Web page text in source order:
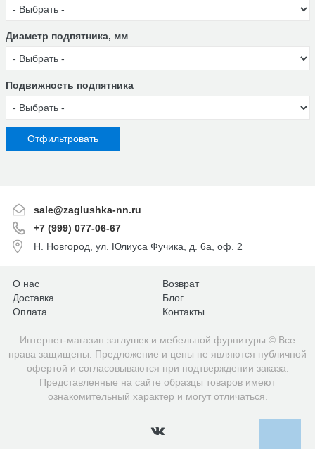
Диаметр подпятника, мм
Подвижность подпятника
sale@zaglushka-nn.ru
+7 (999) 077-06-67
Н. Новгород, ул. Юлиуса Фучика, д. 6а, оф. 2
О нас
Доставка
Оплата
Возврат
Блог
Контакты
Интернет-магазин заглушек и мебельной фурнитуры © Все
права защищены. Предложение и цены не являются публичной
офертой и согласовываются при подтверждении заказа.
Представленные на сайте образцы товаров имеют
ознакомительный характер и могут отличаться.